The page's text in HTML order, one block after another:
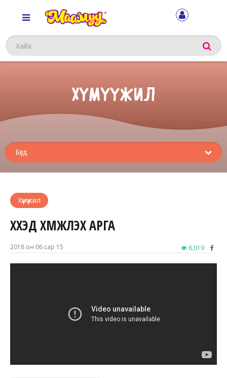
Хайх
ХҮМҮҮЖИЛ
Хүмүүжил
ХҮҮХЭД ХҮМҮҮЖҮҮЛЭХ АРГА
2018 он 06 сар 15 6,019